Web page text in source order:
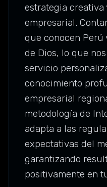
estrategia creativa
empresarial.
que conocen Perú
de Dios, lo que
servicio
conocimiento
empresarial
metodología de
adapta a las
expectativas del
garantizando
positivamente en